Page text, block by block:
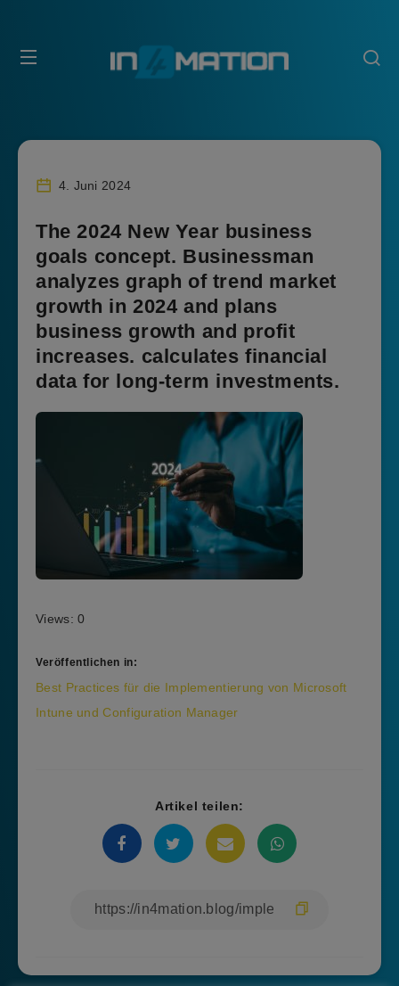
4. Juni 2024
The 2024 New Year business
goals concept. Businessman
analyzes graph of trend market
growth in 2024 and plans
business growth and profit
increases. calculates financial
data for long-term investments.
Views: 0
Veröffentlichen in:
Beitragsnavigation
Best Practices für die Implementierung von Microsoft
Intune und Configuration Manager
Artikel teilen: